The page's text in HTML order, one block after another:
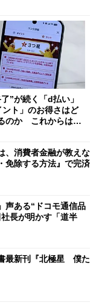
”が続く「d払い」
ント」のお得さはど
のか これからは
、消費者金融が教えな
免除する方法』で完済
声ある“ドコモ通信品
長が明かす「道半
最新刊『北極星 僕た